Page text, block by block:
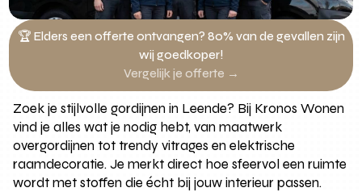
🏆 Elders een offerte ontvangen? 80% van de gevallen zijn
wij goedkoper!
Vergelijk je offerte →
Zoek je stijlvolle gordijnen in Leende? Bij Kronos Wonen
vind je alles wat je nodig hebt, van maatwerk
overgordijnen tot trendy vitrages en elektrische
raamdecoratie. Je merkt direct hoe sfeervol een ruimte
wordt met stoffen die écht bij jouw interieur passen.